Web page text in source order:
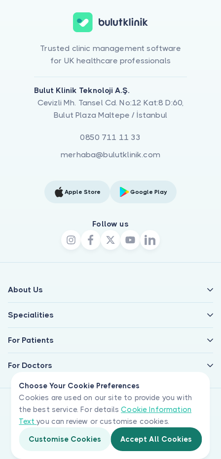
Choose Your Cookie Preferences
Cookies are used on our site to provide you with
the best service. For detailsCookie Information
Textyou can review or customise cookies.
Customise Cookies
Accept All Cookies
Trusted clinic management software
for UK healthcare professionals
Bulut Klinik Teknoloji A.Ş.
Cevizli Mh. Tansel Cd. No:12 Kat:8 D:60,
Bulut Plaza Maltepe / İstanbul
0850 711 11 33
merhaba@bulutklinik.com
Apple Store Google Play
Follow us
About Us
Specialities
For Patients
For Doctors